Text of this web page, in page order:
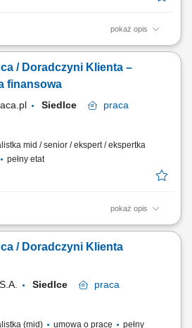
pokaż opis
dobrych relacji z klientami;
firm;
/ Doradczyni Klienta –
finansowa
Siedlce
praca
mid / senior / ekspert / ekspertka
pełny etat
pokaż opis
klientów i budowanie z nimi
rozwiązań finansowych.
bankowych, w tym funduszy
/ Doradczyni Klienta
Siedlce
praca
(mid) umowa o pracę pełny